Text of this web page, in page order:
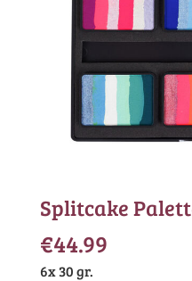
Splitcake
€44.99
6x 30 gr.